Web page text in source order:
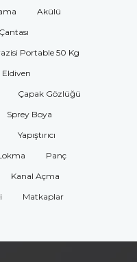
Akülü
Portable 50 Kg
Çapak Gözlüğü
Sprey Boya
Yapıştırıcı
Panç
Kanal Açma
Matkaplar